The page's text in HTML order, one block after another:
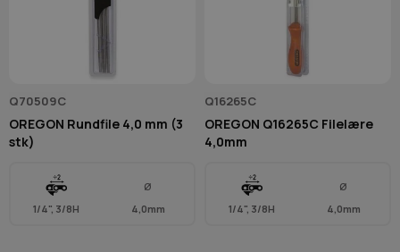
Q70509C
OREGON Rundfile 4,0 mm (3
stk)
1/4", 3/8H
Ø
4,0mm
Q16265C
OREGON Q16265C Filelære
4,0mm
1/4", 3/8H
Ø
4,0mm